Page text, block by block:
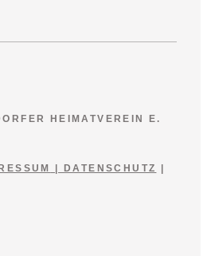
HEIMATVEREIN E.
|DATENSCHUTZ
|